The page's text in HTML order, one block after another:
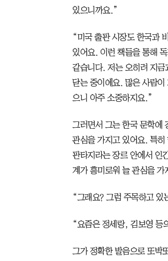
있으니까요.”
“미국 출판 시장도 한국과
있어요. 이런 책들을 통해
같습니다. 저는 오히려 지금
닫는 중이에요. 많은 사람이
으니 아주 소중하지요.”
그러면서 그는 한국 문학에
관심을 가지고 있어요. 특
판타지라는 장르 안에서 인
계가 흥미로워 늘 관심을 가
“그래요? 그럼 주목하고 있
“요즘은 정세랑, 김보영 등
그가 정확한 발음으로 또박